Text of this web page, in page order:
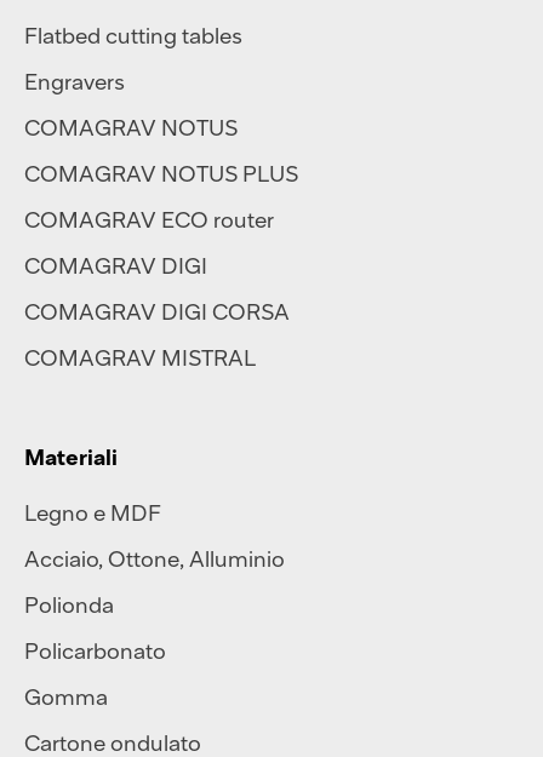
Flatbed cutting tables
Engravers
COMAGRAV NOTUS
COMAGRAV NOTUS PLUS
COMAGRAV ECO router
COMAGRAV DIGI
COMAGRAV DIGI CORSA
COMAGRAV MISTRAL
Materiali
Legno e MDF
Acciaio, Ottone, Alluminio
Polionda
Policarbonato
Gomma
Cartone ondulato